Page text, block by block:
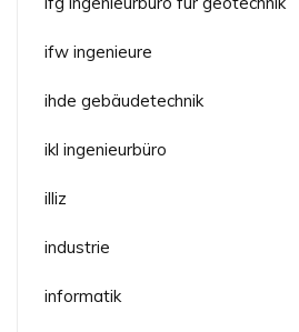
ifw ingenieure
ihde gebäudetechnik
ikl ingenieurbüro
illiz
industrie
informatik